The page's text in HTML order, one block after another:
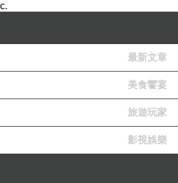
最新文章
美食饗宴
旅遊玩家
影視娛樂